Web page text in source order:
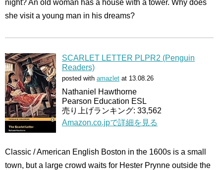
night? An old woman has a house with a tower. Why does
she visit a young man in his dreams?
SCARLET LETTER PLPR2 (Penguin
Readers)
posted with amazlet at 13.08.26
Nathaniel Hawthorne
Pearson Education ESL
売り上げランキング: 33,562
Amazon.co.jpで詳細を見る
Classic / American English Boston in the 1600s is a small
town, but a large crowd waits for Hester Prynne outside the